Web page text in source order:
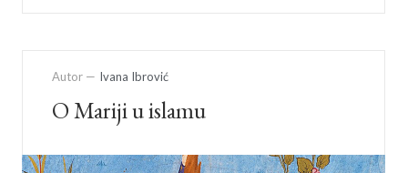
Autor — Ivana Ibrović
O Mariji u islamu